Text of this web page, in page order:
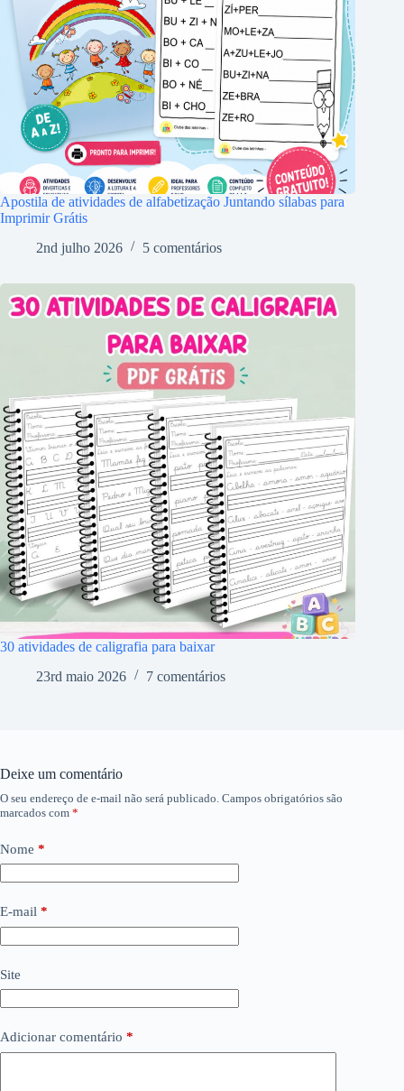
Apostila de atividades de alfabetização Juntando sílabas para
Imprimir Grátis
2nd julho 2026
5 comentários
30 atividades de caligrafia para baixar
23rd maio 2026
7 comentários
Deixe um comentário
O seu endereço de e-mail não será publicado. Campos obrigatórios são
marcados com *
Nome *
E-mail *
Site
Adicionar comentário *